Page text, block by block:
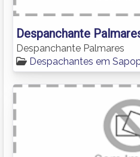
Despanchante
Despanchante Palmares
Despachantes em